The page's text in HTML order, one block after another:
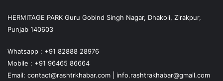
HERMITAGE PARK Guru Gobind Singh Nagar, Dhakoli, Zirakpur,
Punjab 140603
Whatsapp : +91 82888 28976
Mobile : +91 96465 86664
Email: contact@rashtrkhabar.com | info.rashtrakhabar@gmail.com